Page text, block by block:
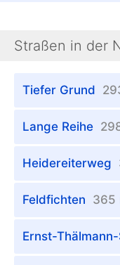
Straßen in der
Tiefer Grund
Lange Reihe
Heidereiterweg
Feldfichten 365
Ernst-